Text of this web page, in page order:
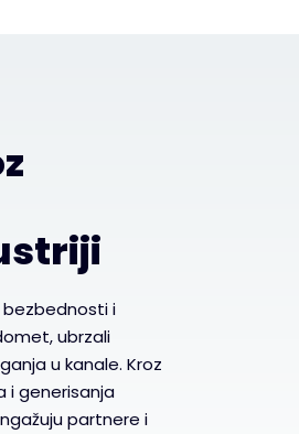
bezbednosti i
ubrzali
u kanale. Kroz
i generisanja
partnere i